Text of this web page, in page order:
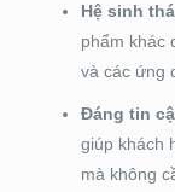
Hệ sinh
phẩm khác
và các ứng
Đáng tin
giúp khách
mà không